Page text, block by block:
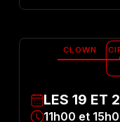
CLOWN
LES19 ET
11h00 et